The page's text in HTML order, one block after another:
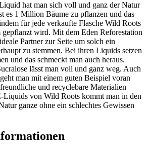
hat man sich voll und ganz der Natur
es 1 Million Bäume zu pflanzen und das
für jede verkaufte Flasche Wild Roots
wird. Mit dem Eden Reforestation
Partner zur Seite um solch ein
zu stemmen. Bei ihren Liquids setzen
und das schmeckt man auch heraus.
lässt man voll und ganz weg. Auch
man mit einem guten Beispiel voran
und recyclebare Materialien
Liquids von Wild Roots kommt man in den
ganze ohne ein schlechtes Gewissen